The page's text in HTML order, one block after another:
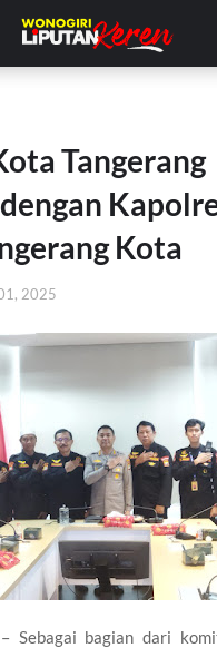
Tangerang
Kota
2025
Sebagai bagian dari